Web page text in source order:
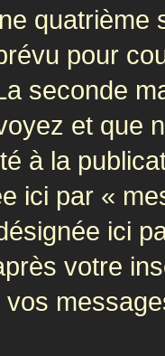
pour
seconde
et que
à la
ici par «
ici
votre